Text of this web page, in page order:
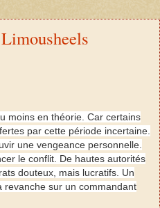
moins en théorie. Car certains
par cette période incertaine.
une vengeance personnelle.
le conflit. De hautes autorités
douteux, mais lucratifs. Un
revanche sur un commandant